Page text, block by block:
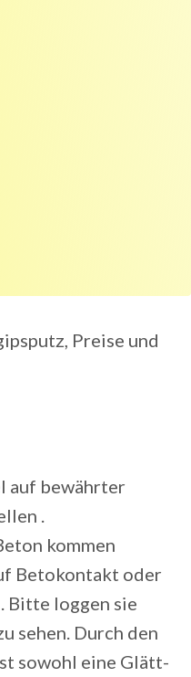
Preise und
auf bewährter
.
kommen
Betokontakt oder
Bitte loggen sie
sehen. Durch den
sowohl eine Glätt-